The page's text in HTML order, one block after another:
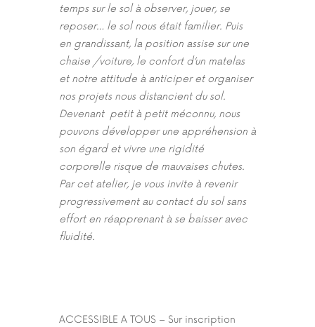
temps sur le sol à observer, jouer, se
reposer… le sol nous était familier. Puis
en grandissant, la position assise sur une
chaise /voiture, le confort d’un matelas
et notre attitude à anticiper et organiser
nos projets nous distancient du sol.
Devenant petit à petit méconnu, nous
pouvons développer une appréhension à
son égard et vivre une rigidité
corporelle risque de mauvaises chutes.
Par cet atelier, je vous invite à revenir
progressivement au contact du sol sans
effort en réapprenant à se baisser avec
fluidité.
ACCESSIBLE A TOUS – Sur inscription